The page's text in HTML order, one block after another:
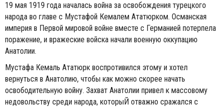
19 мая 1919 года началась война за освобождения турецкого
народа во главе с Мустафой Кемалем Ататюрком. Османская
империя в Первой мировой войне вместе с Германией потерпела
поражение, и вражеские войска начали военную оккупацию
Анатолии.
Мустафа Кемаль Ататюрк воспротивился этому и хотел
вернуться в Анатолию, чтобы как можно скорее начать
освободительную войну. Захват Анатолии привел к массовому
недовольству среди народа, которыЙ отважно сражался с